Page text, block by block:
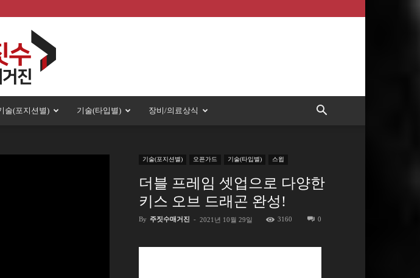
술(포지션별) 기술(타입별) 장비/의료상식
기술(포지션별) 오픈가드 기술(타입별) 스윕
더블 프레임 셋업으로 다양한
키스 오브 드래곤 완성!
By 주짓수매거진 - 2021년 10월 29일 3160 0